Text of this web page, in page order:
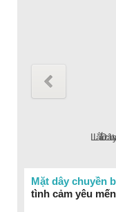
Lắc
Chuỗi ngọc
Mặt dây chuyền
tình cảm yêu